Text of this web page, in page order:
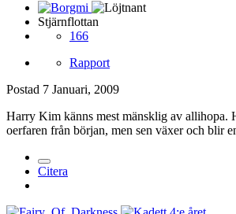
Stjärnflottan
166
Rapport
Postad 7 Januari, 2009
Harry Kim känns mest mänsklig av allihopa.
oerfaren från början, men sen växer och blir
Citera